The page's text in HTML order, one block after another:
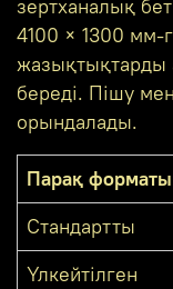
зертханалық
4100 × 1300 мм-
жазықтықтарды
береді. Пішу
орындалады.
Парақ форматы
Стандартты
Үлкейтілген